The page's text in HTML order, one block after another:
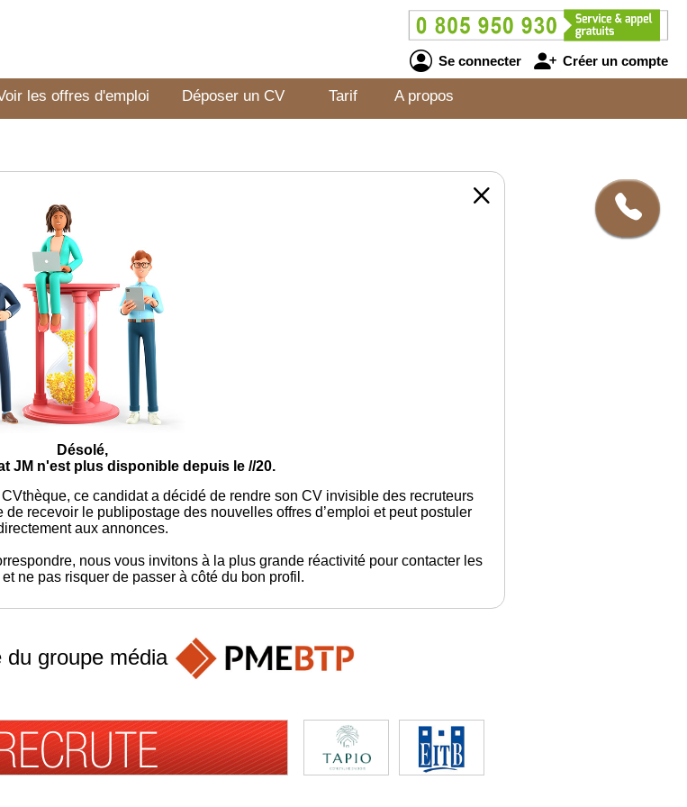
Se connecter Créer un compte
les offres d'emploi Déposer un CV Tarif A propos
Désolé,
JM n'est plus disponible depuis le //20.
ce candidat a décidé de rendre son CV invisible des recruteurs
recevoir le publipostage des nouvelles offres d’emploi et peut postuler
aux annonces.
nous vous invitons à la plus grande réactivité pour contacter les
ne pas risquer de passer à côté du bon profil.
du groupe média